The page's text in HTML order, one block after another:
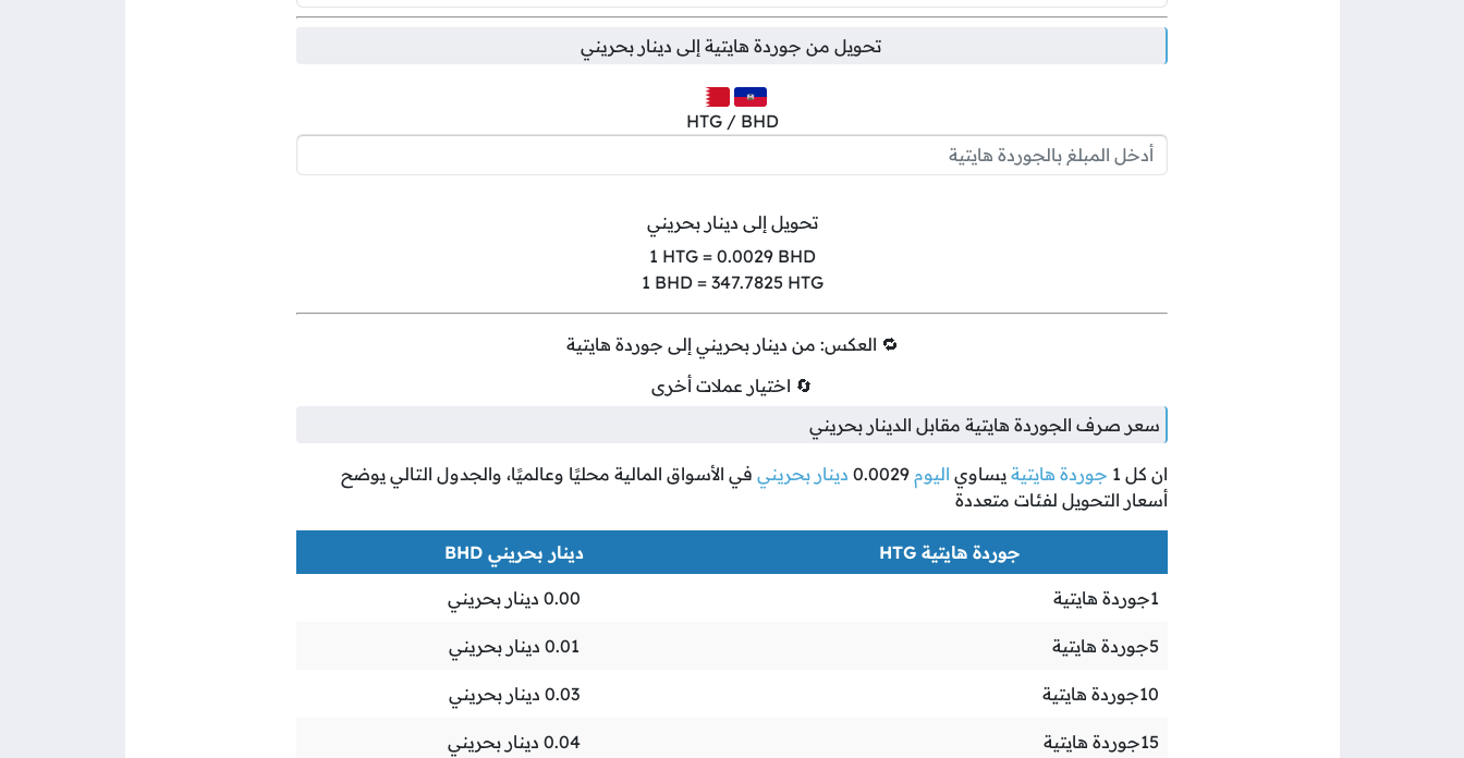
تحويل من جوردة هايتية إلى دينار بحريني
HTG / BHD
تحويل إلى دينار بحريني
1 HTG = 0.0029BHD
1 BHD = 347.7825 HTG
🔁 العكس: من دينار بحريني إلى جوردة هايتية
🔄 اختيار عملات أخرى
سعر صرف الجوردة هايتية مقابل الدينار بحريني
ان كل 1 جوردة هايتية يساوي اليوم 0.0029 دينار بحريني في الأسواق المالية محليًا وعالميًا، والجدول التالي يوضح
أسعار التحويل لفئات متعددة
جوردة هايتية HTG دينار بحريني BHD
1جوردة هايتية 0.00 دينار بحريني
5جوردة هايتية 0.01 دينار بحريني
10جوردة هايتية 0.03 دينار بحريني
15جوردة هايتية 0.04 دينار بحريني